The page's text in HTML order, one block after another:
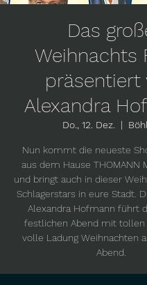
Das
Weihnachts
präsentiert
Alexandra
Do., 12. Dez.
  |
Nun kommt die neueste
aus dem Hause THOMANN
und bringt auch in dieser
Schlagerstars in eure Stadt.
Alexandra Hofmann führt
festlichen Abend mit tollen
volle Ladung Weihnachten
Abend.